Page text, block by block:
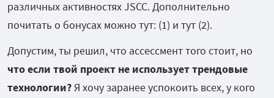
различных активностях JSCC. Дополнительно
почитать о бонусах можно тут: (1) и тут (2).
Допустим, ты решил, что ассессмент того стоит, но
что если твой проект не использует трендовые
технологии?Я хочу заранее успокоить всех, у кого